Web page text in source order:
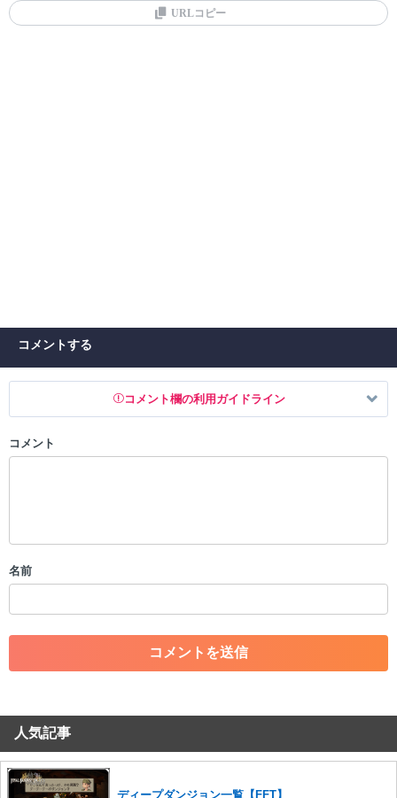
URLコピー
コメントする
コメント欄の利用ガイドライン
以下の書き込みを禁止とし、場合によってはコメント削除や書き込み制
・一度削除された投稿を再び投稿すること
・アカウントの売買など金銭が絡む内容の投稿
・各ゲームのネタバレを含む内容の投稿
・その他、管理者が不適切と判断した投稿
コメントの削除を申請する
せていただきます。ご了承ください。
※一度削除したコメントは復元ができませんのでご注意くだ
さい。
コメント
名前
人気記事
ディープダンジョン一覧【FFT】